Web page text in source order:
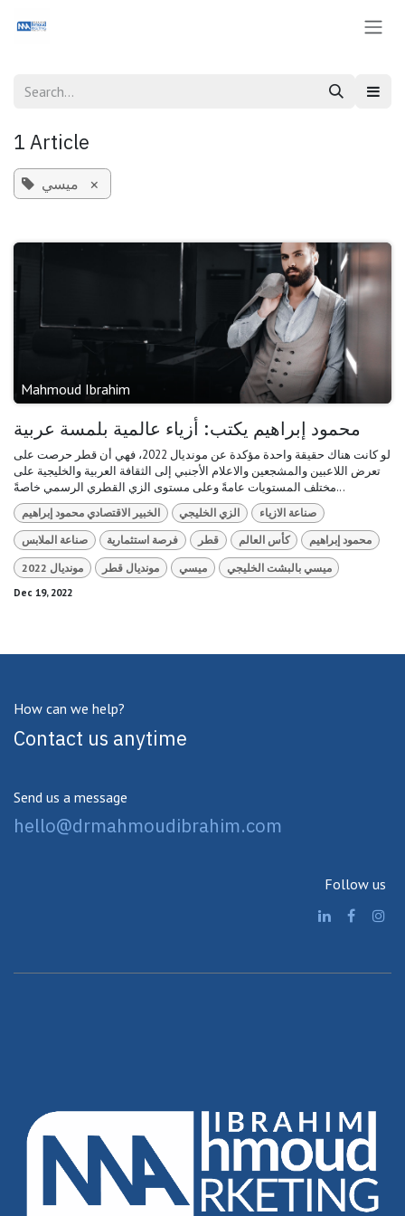
1 Article
ميسي ×
Mahmoud Ibrahim
محمود إبراهيم يكتب: أزياء عالمية بلمسة عربية
لو كانت هناك حقيقة واحدة مؤكدة عن مونديال 2022، فهي أن قطر حرصت على
تعرض اللاعبين والمشجعين والاعلام الأجنبي إلى الثقافة العربية والخليجية على
مختلف المستويات عامةً وعلى مستوى الزي القطري الرسمي خاصةً...
الخبير الاقتصادي محمود إبراهيم الزي الخليجي صناعة الازياء
صناعة الملابس فرصة استثمارية قطر كأس العالم محمود إبراهيم
مونديال 2022 مونديال قطر ميسي
ميسي بالبشت الخليجي
Dec 19, 2022
How can we help?
Contact us anytime
Send us a message
hello@drmahmoudibrahim.com
Follow us